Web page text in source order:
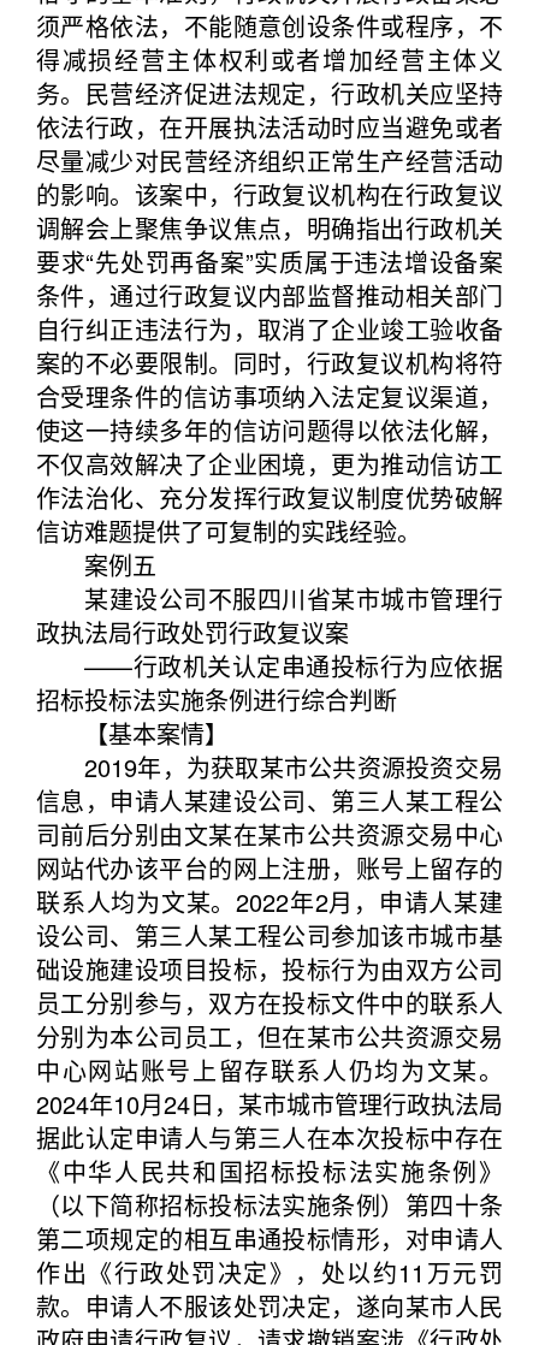
须严格依法，不能随意创设条件或程序，不
得减损经营主体权利或者增加经营主体义
务。民营经济促进法规定，行政机关应坚持
依法行政，在开展执法活动时应当避免或者
尽量减少对民营经济组织正常生产经营活动
的影响。该案中，行政复议机构在行政复议
调解会上聚焦争议焦点，明确指出行政机关
要求“先处罚再备案”实质属于违法增设备案
条件，通过行政复议内部监督推动相关部门
自行纠正违法行为，取消了企业竣工验收备
案的不必要限制。同时，行政复议机构将符
合受理条件的信访事项纳入法定复议渠道，
使这一持续多年的信访问题得以依法化解，
不仅高效解决了企业困境，更为推动信访工
作法治化、充分发挥行政复议制度优势破解
信访难题提供了可复制的实践经验。
案例五
某建设公司不服四川省某市城市管理行
政执法局行政处罚行政复议案
——行政机关认定串通投标行为应依据
招标投标法实施条例进行综合判断
【基本案情】
2019年，为获取某市公共资源投资交易
信息，申请人某建设公司、第三人某工程公
司前后分别由文某在某市公共资源交易中心
网站代办该平台的网上注册，账号上留存的
联系人均为文某。2022年2月，申请人某建
设公司、第三人某工程公司参加该市城市基
础设施建设项目投标，投标行为由双方公司
员工分别参与，双方在投标文件中的联系人
分别为本公司员工，但在某市公共资源交易
中心网站账号上留存联系人仍均为文某。
2024年10月24日，某市城市管理行政执法局
据此认定申请人与第三人在本次投标中存在
《中华人民共和国招标投标法实施条例》
（以下简称招标投标法实施条例）第四十条
第二项规定的相互串通投标情形，对申请人
作出《行政处罚决定》，处以约11万元罚
款。申请人不服该处罚决定，遂向某市人民